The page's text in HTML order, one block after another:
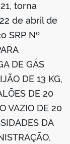
torna
de abril de
SRP Nº
DE GÁS
DE 13 KG,
DE 20
VAZIO DE 20
DA